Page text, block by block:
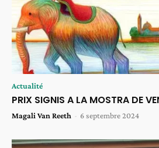
Actualité
PRIX SIGNIS A LA MOSTRA DE
Magali Van Reeth - 6 septembre 2024